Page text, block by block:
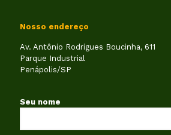
Nosso endereço
Av. Antônio Rodrigues Boucinha, 611
Parque Industrial
Penápolis/SP
Seu nome